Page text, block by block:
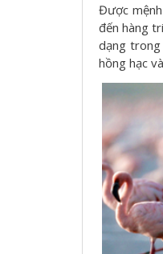
Được
đến hàng
dạng
hồng hạc